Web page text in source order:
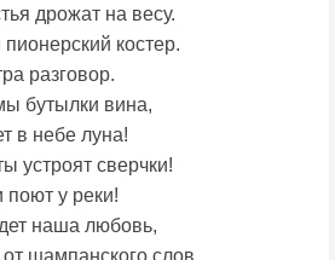
дрожат на весу.
костер.
разговор.
бутылки вина,
в небе луна!
устроят сверчки!
поют у реки!
наша любовь,
шампанского слов.